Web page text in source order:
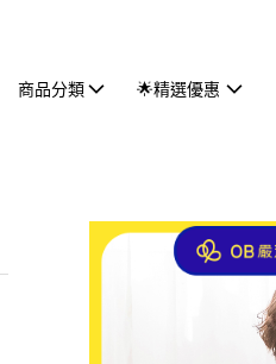
商品分類 🌟精選優惠